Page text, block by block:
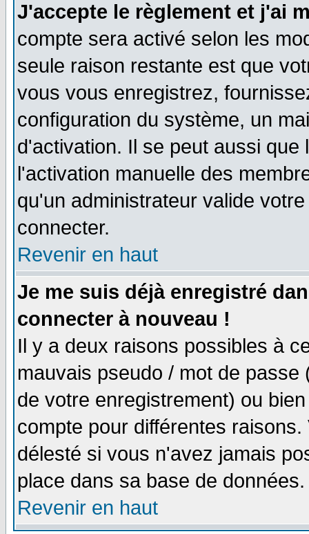
J'accepte le règlement et j'ai
compte sera activé selon les
seule raison restante est que
vous vous enregistrez,
configuration du système, un
d'activation. Il se peut aussi
l'activation manuelle des
qu'un administrateur valide
connecter.
Revenir en haut
Je me suis déjà enregistré
connecter à nouveau !
Il y a deux raisons possibles à
mauvais pseudo / mot de
de votre enregistrement) ou
compte pour différentes
délesté si vous n'avez jamais
place dans sa base de
Revenir en haut